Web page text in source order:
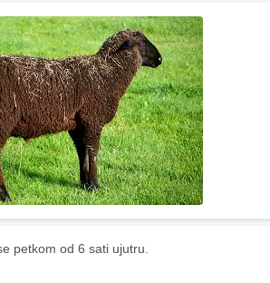
petkom od 6 sati ujutru.